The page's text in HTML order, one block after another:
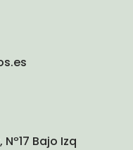
Bajo Izq